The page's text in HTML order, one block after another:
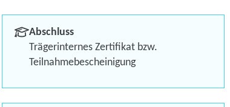
Flexibel dank Live-Online-Trainings
Abschluss
Trägerinternes Zertifikat bzw.
Teilnahmebescheinigung